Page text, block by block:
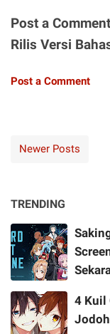
Post a
Rilis Versi
Post a Comment
Newer Posts
TRENDING
4 Kuil